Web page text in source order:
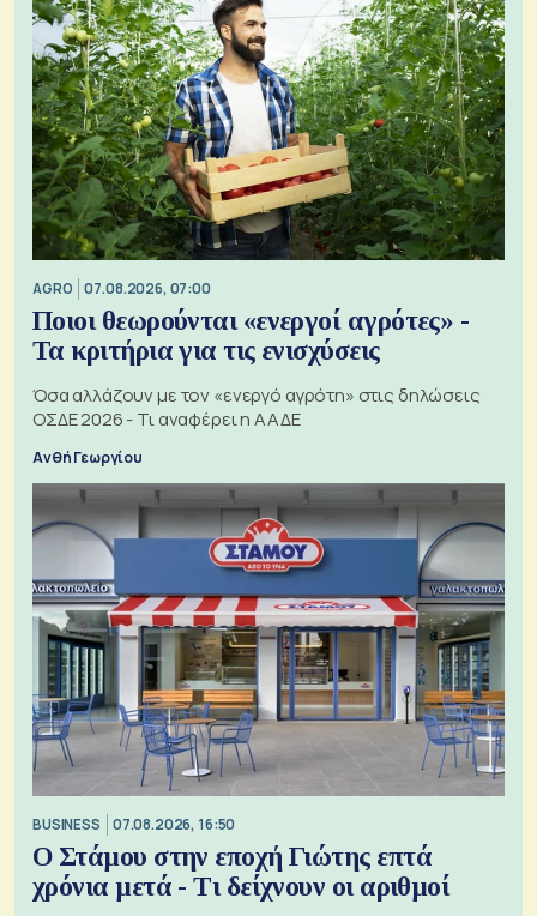
AGRO 07.08.2026, 07:00
Ποιοι θεωρούνται «ενεργοί αγρότες» -
Τα κριτήρια για τις ενισχύσεις
Όσα αλλάζουν με τον «ενεργό αγρότη» στις δηλώσεις
ΟΣΔΕ 2026 - Τι αναφέρει η ΑΑΔΕ
Ανθή Γεωργίου
BUSINESS 07.08.2026, 16:50
Ο Στάμου στην εποχή Γιώτης επτά
χρόνια μετά - Τι δείχνουν οι αριθμοί